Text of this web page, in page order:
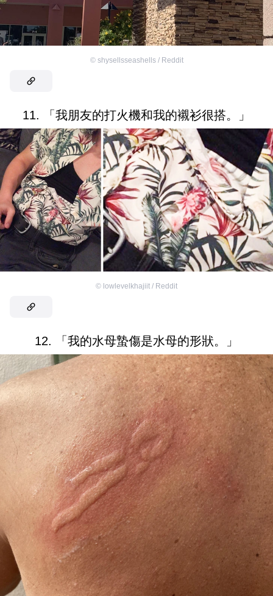
© shysellsseashells / Reddit
11. 「我朋友的打火機和我的襯衫很搭。」
© lowlevelkhajiit / Reddit
12. 「我的水母蟄傷是水母的形狀。」